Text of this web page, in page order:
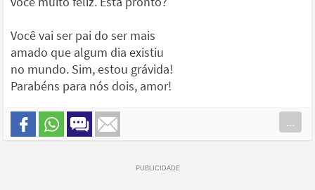
Você vai ser pai do ser mais
amado que algum dia existiu
no mundo. Sim, estou grávida!
Parabéns para nós dois, amor!
...